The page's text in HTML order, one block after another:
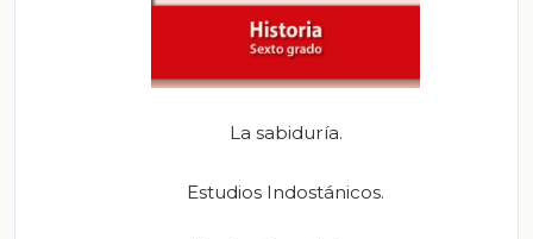
La sabiduría.
Estudios Indostánicos.